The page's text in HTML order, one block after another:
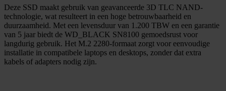
Deze SSD maakt gebruik van geavanceerde 3D TLC NAND-
technologie, wat resulteert in een hoge betrouwbaarheid en
duurzaamheid. Met een levensduur van 1.200 TBW en een garantie
van 5 jaar biedt de WD_BLACK SN8100 gemoedsrust voor
langdurig gebruik. Het M.2 2280-formaat zorgt voor eenvoudige
installatie in compatibele laptops en desktops, zonder dat extra
kabels of adapters nodig zijn.